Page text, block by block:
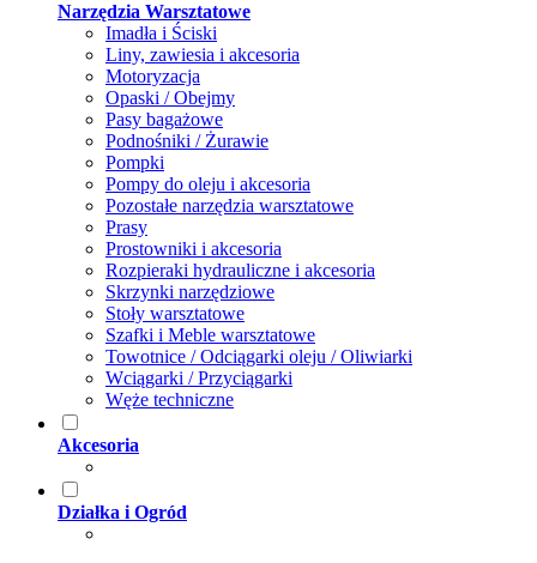
Narzędzia Warsztatowe
Imadła i Ściski
Liny, zawiesia i akcesoria
Motoryzacja
Opaski / Obejmy
Pasy bagażowe
Podnośniki / Żurawie
Pompki
Pompy do oleju i akcesoria
Pozostałe narzędzia warsztatowe
Prasy
Prostowniki i akcesoria
Rozpieraki hydrauliczne i akcesoria
Skrzynki narzędziowe
Stoły warsztatowe
Szafki i Meble warsztatowe
Towotnice / Odciągarki oleju / Oliwiarki
Wciągarki / Przyciągarki
Węże techniczne
Akcesoria
Działka i Ogród